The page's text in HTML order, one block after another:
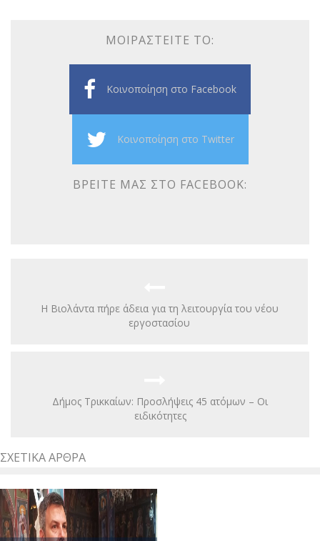
ΜΟΙΡΑΣΤΕΊΤΕ ΤΟ:
Κοινοποίηση στο Facebook
Κοινοποίηση στο Twitter
ΒΡΕΊΤΕ ΜΑΣ ΣΤΟ FACEBOOK:
H Βιολάντα πήρε άδεια για τη λειτουργία του νέου
εργοστασίου
Δήμος Τρικκαίων: Προσλήψεις 45 ατόμων – Οι
ειδικότητες
ΣΧΕΤΙΚΆ ΆΡΘΡΑ